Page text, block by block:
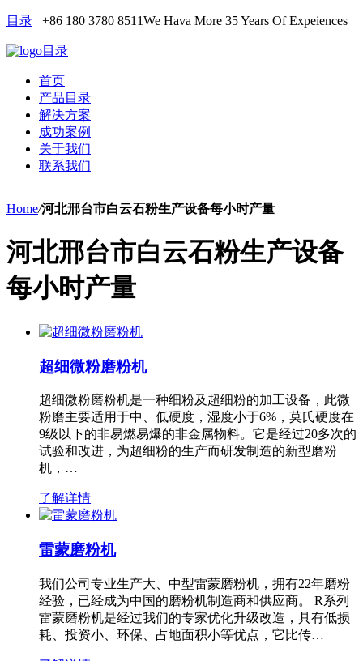
目录 +86 180 3780 8511We Hava More 35 Years Of Expeiences
目录
首页
产品目录
解决方案
成功案例
关于我们
联系我们
Home/河北邢台市白云石粉生产设备每小时产量
河北邢台市白云石粉生产设备
每小时产量
超细微粉磨粉机
超细微粉磨粉机是一种细粉及超细粉的加工设备，此微
粉磨主要适用于中、低硬度，湿度小于6%，莫氏硬度在
9级以下的非易燃易爆的非金属物料。它是经过20多次的
试验和改进，为超细粉的生产而研发制造的新型磨粉
机，…
了解详情
雷蒙磨粉机
我们公司专业生产大、中型雷蒙磨粉机，拥有22年磨粉
经验，已经成为中国的磨粉机制造商和供应商。 R系列
雷蒙磨粉机是经过我们的专家优化升级改造，具有低损
耗、投资小、环保、占地面积小等优点，它比传…